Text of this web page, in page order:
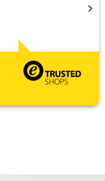
Bin